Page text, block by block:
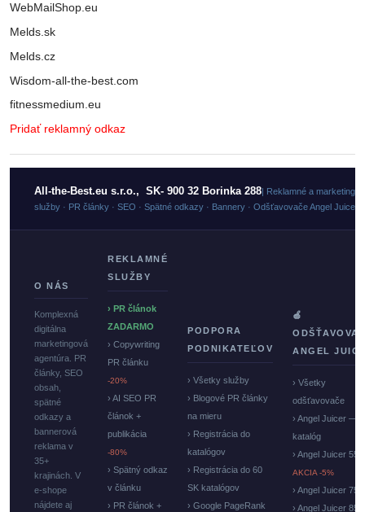
WebMailShop.eu
Melds.sk
Melds.cz
Wisdom-all-the-best.com
fitnessmedium.eu
Pridať reklamný odkaz
All-the-Best.eu s.r.o., SK- 900 32 Borinka 288| Reklamné a
služby · PR články · SEO · Spätné odkazy · Bannery · Odšťavovače Angel Juicer
O NÁS
Komplexná
digitálna
marketingová
agentúra. PR
články, SEO
obsah,
spätné
odkazy a
bannerová
reklama v
35+
krajinách. V
e-shope
nájdete aj
REKLAMNÉ
SLUŽBY
› PR článok
ZADARMO
› Copywriting
PR článku
-20%
› AI SEO PR
článok +
publikácia
-80%
› Spätný odkaz
v článku
› PR článok +
PODPORA
PODNIKATEĽOV
› Všetky služby
› Blogové PR články
na mieru
› Registrácia do
katalógov
› Registrácia do 60
SK katalógov
› Google PageRank
🍏
ANGEL
› Všetky
odšťavovače
› Angel Juicer —
katalóg
› Angel Juicer
AKCIA -5%
› Angel Juicer
› Angel Juicer